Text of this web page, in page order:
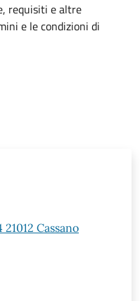
requisiti e altre
e le condizioni di
Cassano